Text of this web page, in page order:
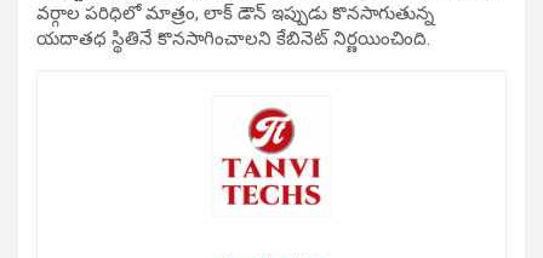
వర్గాల పరిధిలో మాత్రం, లాక్ డౌన్ ఇప్పుడు కొనసాగుతున్న
యదాతధ స్థితినే కొనసాగించాలని కేబినెట్ నిర్ణయించింది.